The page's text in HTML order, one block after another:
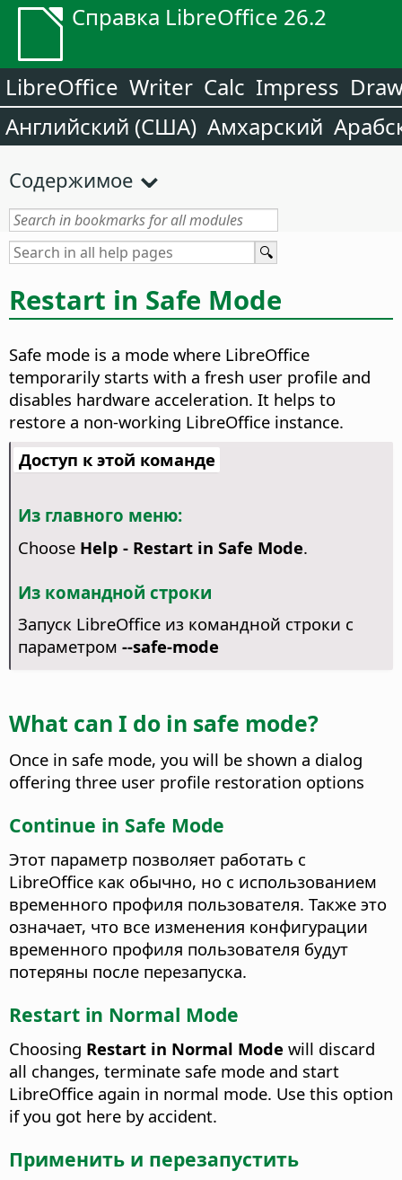
Справка LibreOffice 26.2
LibreOffice Writer Calc Impress
Английский (США) Амхарский
Содержимое
Restart in Safe Mode
Safe mode is a mode where LibreOffice
temporarily starts with a fresh user profile and
disables hardware acceleration. It helps to
restore a non-working LibreOffice instance.
Доступ к этой команде
Из главного меню:
Choose Help - Restart in Safe Mode.
Из командной строки
Запуск LibreOffice из командной строки с
параметром --safe-mode
What can I do in safe mode?
Once in safe mode, you will be shown a dialog
offering three user profile restoration options
Continue in Safe Mode
Этот параметр позволяет работать с
LibreOffice как обычно, но с использованием
временного профиля пользователя. Также это
означает, что все изменения конфигурации
временного профиля пользователя будут
потеряны после перезапуска.
Restart in Normal Mode
Choosing Restart in Normal Mode will discard
all changes, terminate safe mode and start
LibreOffice again in normal mode. Use this option
if you got here by accident.
Применить и перезапустить